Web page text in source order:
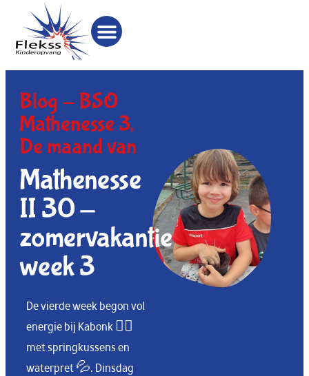
Blog -BSO
Mathenesse 3,
De maand van
Mathenesse
II 30 -
zomervakantie
week 3
De vierde week begon vol
energie bij Kabonk 🤸‍♀️
met springkussens en
waterpret 💦. Dinsdag